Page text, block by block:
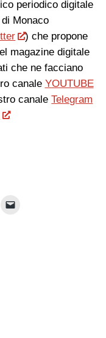
periodico digitale
Monaco
) che propone
magazine digitale
che ne facciano
canale YOUTUBE
canaleTelegram